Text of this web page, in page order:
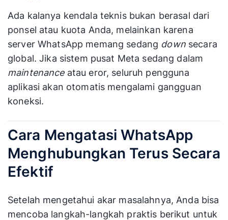
Ada kalanya kendala teknis bukan berasal dari
ponsel atau kuota Anda, melainkan karena
server WhatsApp memang sedang downsecara
global. Jika sistem pusat Meta sedang dalam
maintenance atau eror, seluruh pengguna
aplikasi akan otomatis mengalami gangguan
koneksi.
Cara Mengatasi WhatsApp
Menghubungkan Terus Secara
Efektif
Setelah mengetahui akar masalahnya, Anda bisa
mencoba langkah-langkah praktis berikut untuk